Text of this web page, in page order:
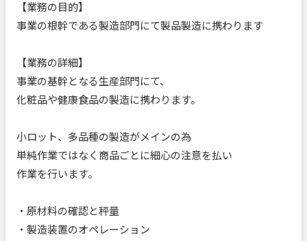
【業務の目的】
事業の根幹である製造部門にて製品製造に携わります
【業務の詳細】
事業の基幹となる生産部門にて、
化粧品や健康食品の製造に携わります。
小ロット、多品種の製造がメインの為
単純作業ではなく商品ごとに細心の注意を払い
作業を行います。
・原材料の確認と秤量
・製造装置のオペレーション